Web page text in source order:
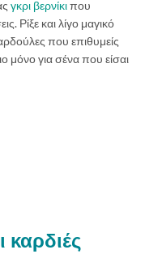
γκρι βερνίκιπου
Ρίξε και λίγο μαγικό
που επιθυμείς
μόνο για σένα που είσαι
καρδιές